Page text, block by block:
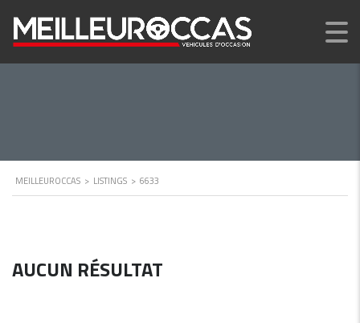
MEILLEUROCCAS > LISTINGS > 6633
AUCUN RÉSULTAT